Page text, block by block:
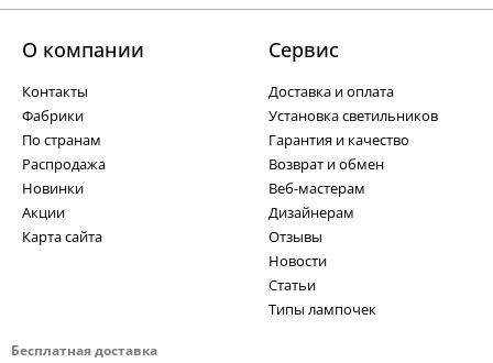
Бесплатная доставка
О компании
Контакты
Фабрики
По странам
Распродажа
Новинки
Акции
Карта сайта
Cервис
Доставка и оплата
Установка светильников
Гарантия и качество
Возврат и обмен
Веб-мастерам
Дизайнерам
Отзывы
Новости
Статьи
Типы лампочек